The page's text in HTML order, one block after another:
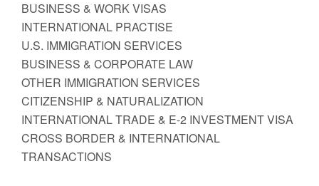
BUSINESS & WORK VISAS
INTERNATIONAL PRACTISE
U.S. IMMIGRATION SERVICES
BUSINESS & CORPORATE LAW
OTHER IMMIGRATION SERVICES
CITIZENSHIP & NATURALIZATION
INTERNATIONAL TRADE & E-2 INVESTMENT VISA
CROSS BORDER & INTERNATIONAL
TRANSACTIONS